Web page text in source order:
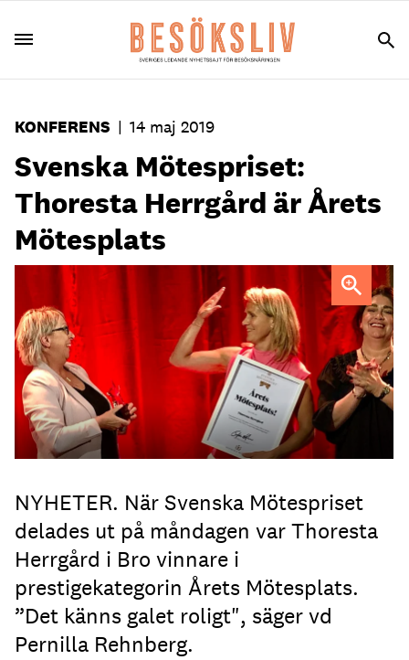
KONFERENS | 14 maj 2019
Svenska Mötespriset:
Thoresta Herrgård är Årets
Mötesplats
Thoresta Herrgård i Bro var en av flera vinnare när
Svenska Mötespriset delades ut på måndagen.
Foto:
Thoresta Herrgård
NYHETER. När Svenska Mötespriset
delades ut på måndagen var Thoresta
Herrgård i Bro vinnare i
prestigekategorin Årets Mötesplats.
”Det känns galet roligt", säger vd
Pernilla Rehnberg.